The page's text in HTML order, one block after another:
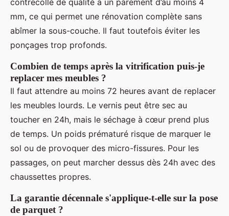
contrecollé de qualité a un parement d’au moins 4
mm, ce qui permet une rénovation complète sans
abîmer la sous-couche. Il faut toutefois éviter les
ponçages trop profonds.
Combien de temps après la vitrification puis-je
replacer mes meubles ?
Il faut attendre au moins 72 heures avant de replacer
les meubles lourds. Le vernis peut être sec au
toucher en 24h, mais le séchage à cœur prend plus
de temps. Un poids prématuré risque de marquer le
sol ou de provoquer des micro-fissures. Pour les
passages, on peut marcher dessus dès 24h avec des
chaussettes propres.
La garantie décennale s'applique-t-elle sur la pose
de parquet ?